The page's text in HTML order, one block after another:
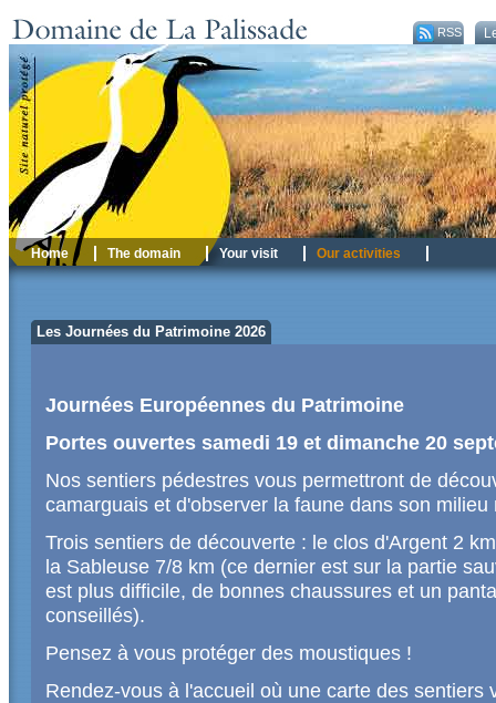
RSS
Home The domain Your visit Our activities
Les Journées du Patrimoine 2026
Journées Européennes du Patrimoine
Portes ouvertes samedi 19 et dimanche 20
Nos sentiers pédestres vous permettront de
camarguais et d'observer la faune dans son milieu
Trois sentiers de découverte : le clos d'Argent 2
la Sableuse 7/8 km (ce dernier est sur la partie
est plus difficile, de bonnes chaussures et un
conseillés).
Pensez à vous protéger des moustiques !
Rendez-vous à l'accueil où une carte des sentiers